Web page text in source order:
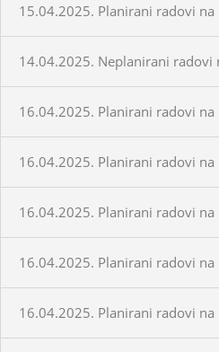
15.04.2025. Planirani radovi
14.04.2025. Neplanirani radovi
16.04.2025. Planirani radovi
16.04.2025. Planirani radovi
16.04.2025. Planirani radovi
16.04.2025. Planirani radovi
16.04.2025. Planirani radovi